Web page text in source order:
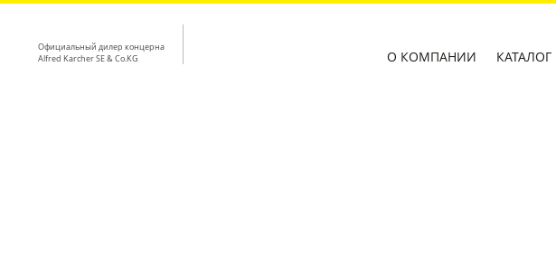
Официальный дилер концерна
Alfred Karcher SE & Co.KG
О КОМПАНИИ КАТАЛОГ